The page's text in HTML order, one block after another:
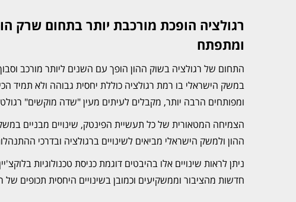
רגולציה הופכת מורכבת יותר בתחום שרק
ומתפתח
התחום של רגולציה בשוק ההון הופך עם השנים ליותר מורכב
במשק הישראלי בו רמת רגולציה כוללת יחסית גבוהה ולא תמיד
ומפותחים הרבה יותר, מקבלים לעיתים מעין "שדה מוקשים"
הצמיחה המטאורית של כל תעשיית הפינטק, שינויים מבניים במשק
ההון ולמשק הישראלי מביאים לשינויים ברגולציה ובדרכי
ניתן לראות שינויים אלו בהיבטים דוגמת כניסת טכנולוגיות
חדשות מהציבור וממשקיעים וכמובן בשינויים היחסית תכופים